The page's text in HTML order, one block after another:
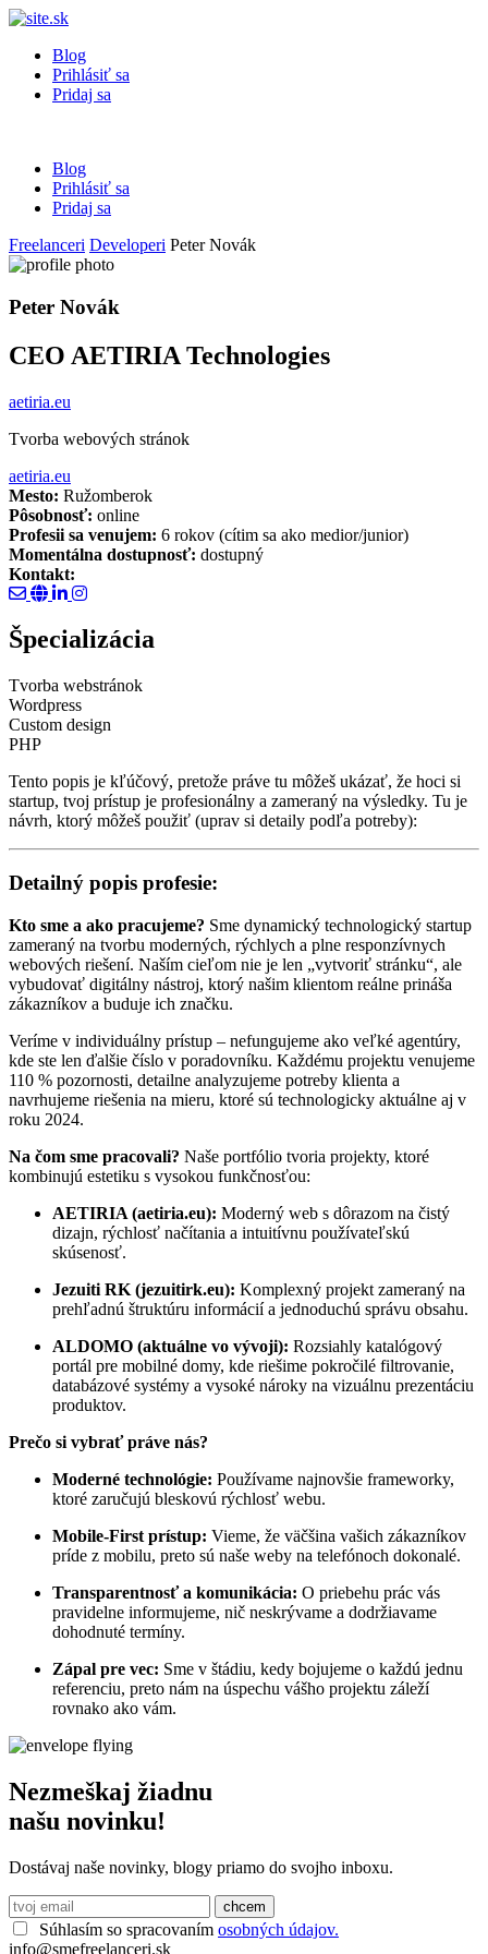
Blog
Prihlásiť sa
Pridaj sa
Blog
Prihlásiť sa
Pridaj sa
Freelanceri Developeri Peter Novák
Peter Novák
CEO AETIRIA Technologies
aetiria.eu
Tvorba webových stránok
aetiria.eu
Mesto: Ružomberok
Pôsobnosť: online
Profesii sa venujem: 6 rokov (cítim sa ako medior/junior)
Momentálna dostupnosť: dostupný
Kontakt:
Špecializácia
Tvorba webstránok
Wordpress
Custom design
PHP
Tento popis je kľúčový, pretože práve tu môžeš ukázať, že hoci si
startup, tvoj prístup je profesionálny a zameraný na výsledky. Tu je
návrh, ktorý môžeš použiť (uprav si detaily podľa potreby):
Detailný popis profesie:
Kto sme a ako pracujeme? Sme dynamický technologický startup
zameraný na tvorbu moderných, rýchlych a plne responzívnych
webových riešení. Naším cieľom nie je len „vytvoriť stránku“, ale
vybudovať digitálny nástroj, ktorý našim klientom reálne prináša
zákazníkov a buduje ich značku.
Veríme v individuálny prístup – nefungujeme ako veľké agentúry,
kde ste len ďalšie číslo v poradovníku. Každému projektu venujeme
110 % pozornosti, detailne analyzujeme potreby klienta a
navrhujeme riešenia na mieru, ktoré sú technologicky aktuálne aj v
roku 2024.
Na čom sme pracovali? Naše portfólio tvoria projekty, ktoré
kombinujú estetiku s vysokou funkčnosťou:
AETIRIA (aetiria.eu): Moderný web s dôrazom na čistý
dizajn, rýchlosť načítania a intuitívnu používateľskú
skúsenosť.
Jezuiti RK (jezuitirk.eu): Komplexný projekt zameraný na
prehľadnú štruktúru informácií a jednoduchú správu obsahu.
ALDOMO (aktuálne vo vývoji): Rozsiahly katalógový
portál pre mobilné domy, kde riešime pokročilé filtrovanie,
databázové systémy a vysoké nároky na vizuálnu prezentáciu
produktov.
Prečo si vybrať práve nás?
Moderné technológie: Používame najnovšie frameworky,
ktoré zaručujú bleskovú rýchlosť webu.
Mobile-First prístup: Vieme, že väčšina vašich zákazníkov
príde z mobilu, preto sú naše weby na telefónoch dokonalé.
Transparentnosť a komunikácia: O priebehu prác vás
pravidelne informujeme, nič neskrývame a dodržiavame
dohodnuté termíny.
Zápal pre vec: Sme v štádiu, kedy bojujeme o každú jednu
referenciu, preto nám na úspechu vášho projektu záleží
rovnako ako vám.
Nezmeškaj žiadnu
našu novinku!
Dostávaj naše novinky, blogy priamo do svojho inboxu.
Súhlasím so spracovaním osobných údajov.
info@smefreelanceri.sk